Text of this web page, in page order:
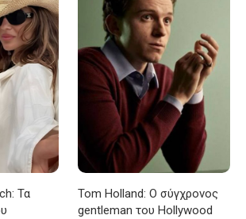
Τα
Tom Holland: Ο σύγχρονος
gentleman του Hollywood